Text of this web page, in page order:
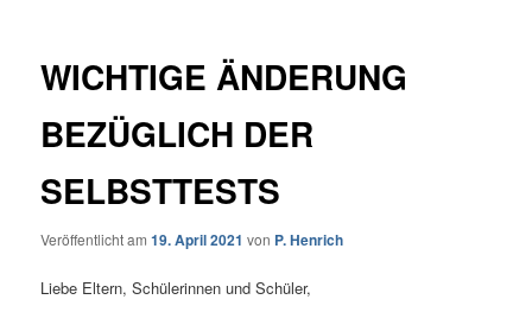
WICHTIGE ÄNDERUNG
BEZÜGLICH DER
SELBSTTESTS
Veröffentlicht am19. April 2021 von P. Henrich
Liebe Eltern, Schülerinnen und Schüler,